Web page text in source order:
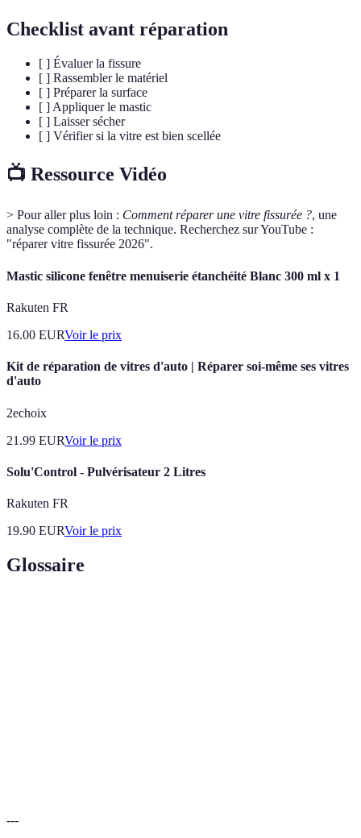
Checklist avant réparation
[ ] Évaluer la fissure
[ ] Rassembler le matériel
[ ] Préparer la surface
[ ] Appliquer le mastic
[ ] Laisser sécher
[ ] Vérifier si la vitre est bien scellée
📺 Ressource Vidéo
> Pour aller plus loin : Comment réparer une vitre fissurée ?, une
analyse complète de la technique. Recherchez sur YouTube :
"réparer vitre fissurée 2026".
Mastic silicone fenêtre menuiserie étanchéité Blanc 300 ml x 1
Rakuten FR
16.00 EURVoir le prix
Kit de réparation de vitres d'auto | Réparer soi-même ses vitres
d'auto
2echoix
21.99 EURVoir le prix
Solu'Control - Pulvérisateur 2 Litres
Rakuten FR
19.90 EURVoir le prix
Glossaire
---